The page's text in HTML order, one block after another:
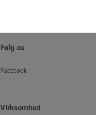
Følg os
Facebook
Virksomhed